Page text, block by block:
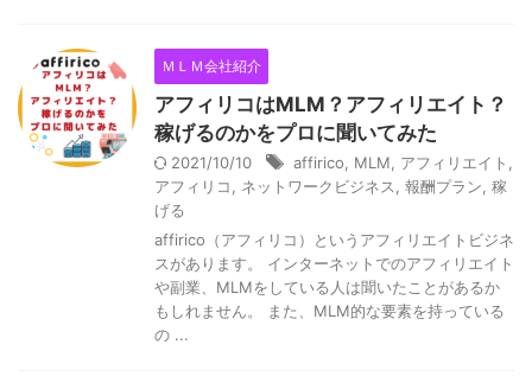
ＭＬＭ会社紹介
アフィリコはMLM？アフィリエイト？
稼げるのかをプロに聞いてみた
2021/10/10 affirico MLM アフィリエイト
アフィリコ
ネットワークビジネス 報酬プラン 稼
げる
affirico（アフィリコ）というアフィリエイトビジネ
スがあります。 インターネットでのアフィリエイト
や副業、MLMをしている人は聞いたことがあるか
もしれません。 また、MLM的な要素を持っている
の ...